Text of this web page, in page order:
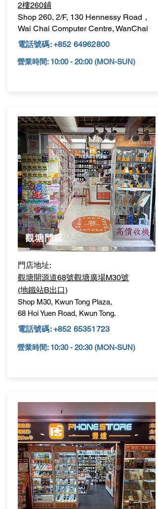
2樓260鋪
Shop 260, 2/F, 130 Hennessy Road，
Wai Chai Computer Centre, WanChai
電話號碼:+852 64962800
營業時間: 10:00 - 20:00 (MON-SUN)
觀塘門店
門店地址:
觀塘開源道68號觀塘廣場M30號
(地鐵站B出口)
Shop M30, Kwun Tong Plaza,
68 Hoi Yuen Road, Kwun Tong.
電話號碼:+852 65351723
營業時間: 10:30 - 20:30 (MON-SUN)